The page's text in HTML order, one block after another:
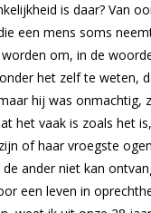
is daar? Van
een mens soms
om, in de
het zelf te weten,
hij was
het vaak is zoals het
of haar vroegste
ander niet kan
een leven in